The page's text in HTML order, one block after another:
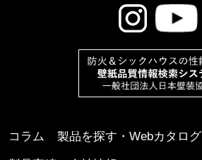
コラム 製品を探す・Webカタログ